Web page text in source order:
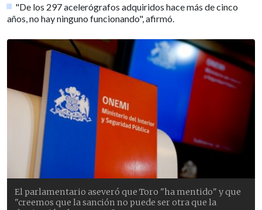
"De los 297 acelerógrafos adquiridos hace más de cinco
años, no hay ninguno funcionando", afirmó.
El parlamentario aseveró que Toro "ha mentido" y que
"creemos que la sanción no puede ser otra que la